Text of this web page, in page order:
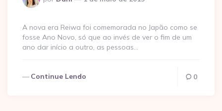
por
A nova era Reiwa foi comemorada no Japão como se
fosse Ano Novo, só que ao invés de ver o fim de um
ano dar início a outro, as pessoas…
Continue Lendo 0